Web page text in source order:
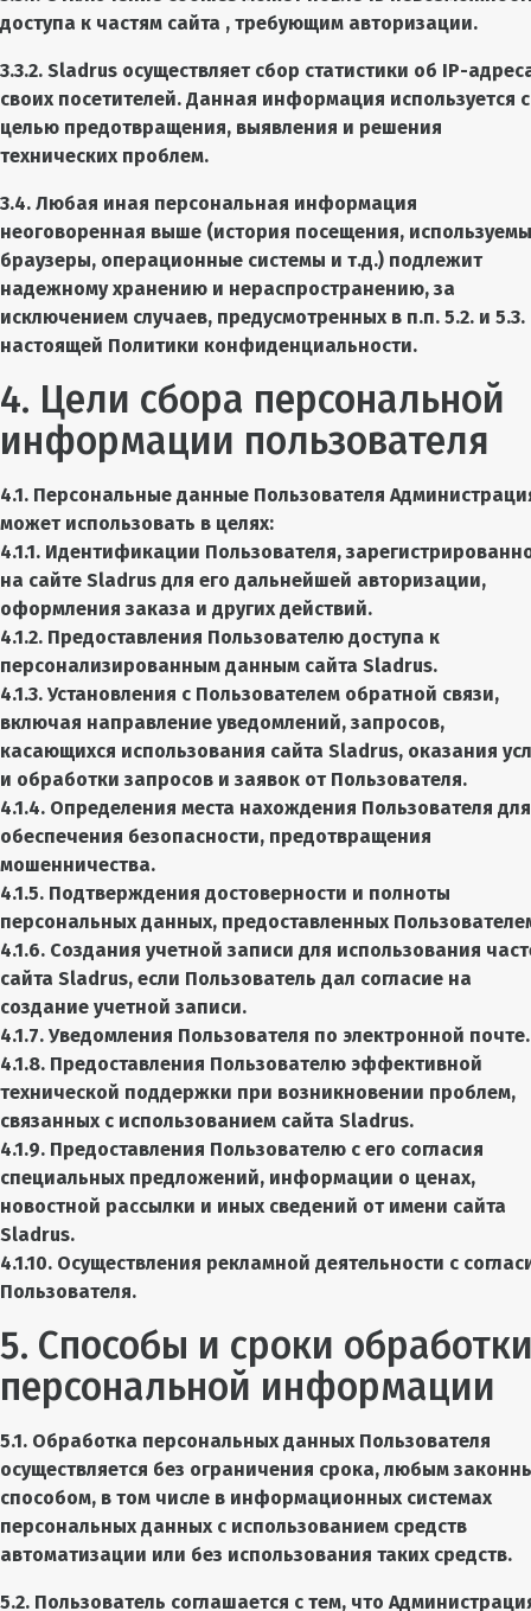
доступа к частям сайта , требующим авторизации.
3.3.2. Sladrus осуществляет сбор статистики об IP-
своих посетителей. Данная информация используется с
целью предотвращения, выявления и решения
технических проблем.
3.4. Любая иная персональная информация
неоговоренная выше (история посещения,
браузеры, операционные системы и т.д.) подлежит
надежному хранению и нераспространению, за
исключением случаев, предусмотренных в п.п. 5.2. и 5.3.
настоящей Политики конфиденциальности.
4. Цели сбора персональной
информации пользователя
4.1. Персональные данные Пользователя
может использовать в целях:
4.1.1. Идентификации Пользователя,
на сайте Sladrus для его дальнейшей авторизации,
оформления заказа и других действий.
4.1.2. Предоставления Пользователю доступа к
персонализированным данным сайта Sladrus.
4.1.3. Установления с Пользователем обратной связи,
включая направление уведомлений, запросов,
касающихся использования сайта Sladrus, оказания
и обработки запросов и заявок от Пользователя.
4.1.4. Определения места нахождения Пользователя для
обеспечения безопасности, предотвращения
мошенничества.
4.1.5. Подтверждения достоверности и полноты
персональных данных, предоставленных
4.1.6. Создания учетной записи для использования
сайта Sladrus, если Пользователь дал согласие на
создание учетной записи.
4.1.7. Уведомления Пользователя по электронной почте.
4.1.8. Предоставления Пользователю эффективной
технической поддержки при возникновении проблем,
связанных с использованием сайта Sladrus.
4.1.9. Предоставления Пользователю с его согласия
специальных предложений, информации о ценах,
новостной рассылки и иных сведений от имени сайта
Sladrus.
4.1.10. Осуществления рекламной деятельности с
Пользователя.
5. Способы и сроки
персональной информации
5.1. Обработка персональных данных Пользователя
осуществляется без ограничения срока, любым
способом, в том числе в информационных системах
персональных данных с использованием средств
автоматизации или без использования таких средств.
5.2. Пользователь соглашается с тем, что